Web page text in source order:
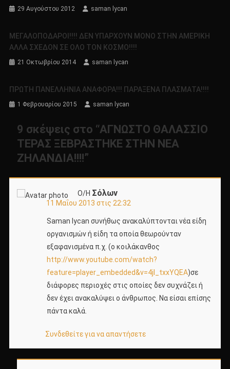
29 Αυγούστου 2012 saman lycan
ΜΕΓΑΛΟΠΟΔΑΡΟΙ!!!! ΔΕΝ ΥΠΑΡΧΟΥΝ ΜΟΝΟ ΣΤΗΝ ΑΜΕΡΙΚΗ
ΑΛΛΑ ΣΧΕΔΟΝ ΣΕ ΟΛΟ ΤΟΝ ΚΟΣΜΟ!!!!
21 Οκτωβρίου 2014 saman lycan
ΠΡΩΤΗ ΠΑΝΕΛΛΗΝΙΑ ΑΝΑΦΟΡΑ!!! ΠΑΡΑΞΕΝΑ ΠΛΑΣΜΑΤΑ!!!!
1 Φεβρουαρίου 2015 saman lycan
9 σκέψεις στο “ΑΓΝΩΣΤΟ ΘΑΛΑΣΣΙΟ
ΤΕΡΑΣ ΞΕΒΡΑΣΤΗΚΕ ΣΤΗΝ ΝΕΑ
ΖΗΛΑΝΔΙΑ!!!!”
Ο/Η Σόλων
11 Μαΐου 2013 στις 22:32
Saman lycan συνήθως ανακαλύπτονται νέα είδη
οργανισμών ή είδη τα οποία θεωρούνταν
εξαφανισμένα π.χ. (ο κοιλάκανθος
http://www.youtube.com/watch?
feature=player_embedded&v=4jl_txxYQEA)σε
διάφορες περιοχές στις οποίες δεν συχνάζει ή
δεν έχει ανακαλύψει ο άνθρωπος. Να είσαι επίσης
πάντα καλά.
Συνδεθείτε για να απαντήσετε